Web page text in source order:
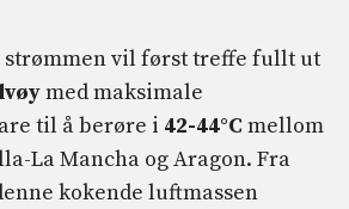
strømmen vil først treffe fullt ut
med maksimale
til å berøre i 42-44°C mellom
La Mancha og Aragon. Fra
kokende luftmassen